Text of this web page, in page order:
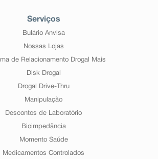
Serviços
Bulário Anvisa
Nossas Lojas
de Relacionamento Drogal Mais
Disk Drogal
Drogal Drive-Thru
Manipulação
Descontos de Laboratório
Bioimpedância
Momento Saúde
Medicamentos Controlados